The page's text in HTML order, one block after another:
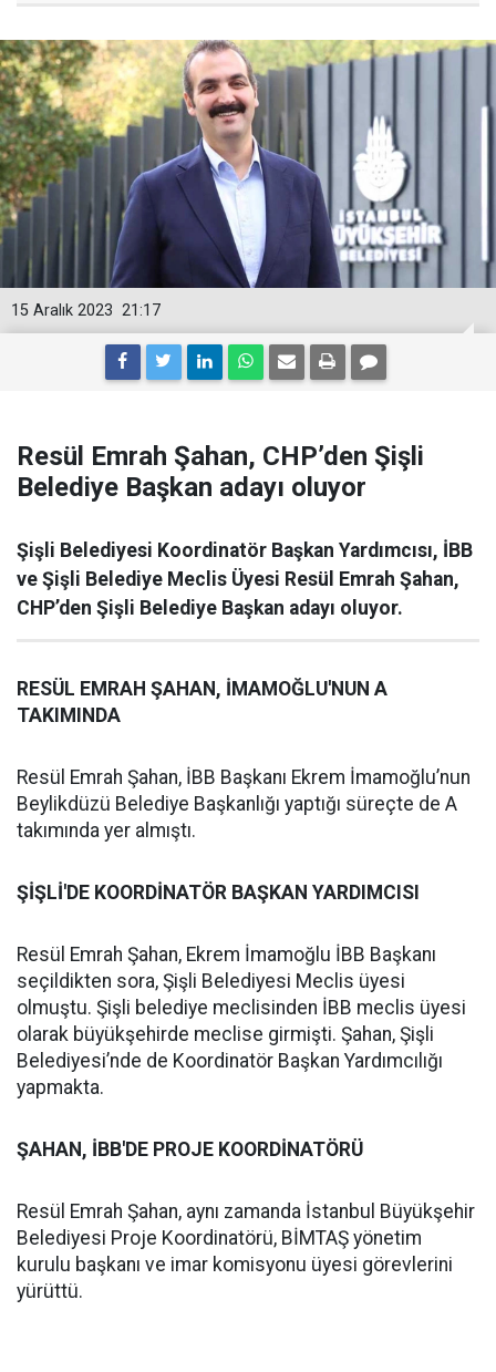
21:17
15 Aralık 2023
Resül Emrah Şahan, CHP’den Şişli
Belediye Başkan adayı oluyor
Şişli Belediyesi Koordinatör Başkan Yardımcısı, İBB
ve Şişli Belediye Meclis Üyesi Resül Emrah Şahan,
CHP’den Şişli Belediye Başkan adayı oluyor.
RESÜL EMRAH ŞAHAN, İMAMOĞLU'NUN A
TAKIMINDA
Resül Emrah Şahan, İBB Başkanı Ekrem İmamoğlu’nun
Beylikdüzü Belediye Başkanlığı yaptığı süreçte de A
takımında yer almıştı.
ŞİŞLİ'DE KOORDİNATÖR BAŞKAN YARDIMCISI
Resül Emrah Şahan, Ekrem İmamoğlu İBB Başkanı
seçildikten sora, Şişli Belediyesi Meclis üyesi
olmuştu. Şişli belediye meclisinden İBB meclis üyesi
olarak büyükşehirde meclise girmişti. Şahan, Şişli
Belediyesi’nde de Koordinatör Başkan Yardımcılığı
yapmakta.
ŞAHAN, İBB'DE PROJE KOORDİNATÖRÜ
Resül Emrah Şahan, aynı zamanda İstanbul Büyükşehir
Belediyesi Proje Koordinatörü, BİMTAŞ yönetim
kurulu başkanı ve imar komisyonu üyesi görevlerini
yürüttü.